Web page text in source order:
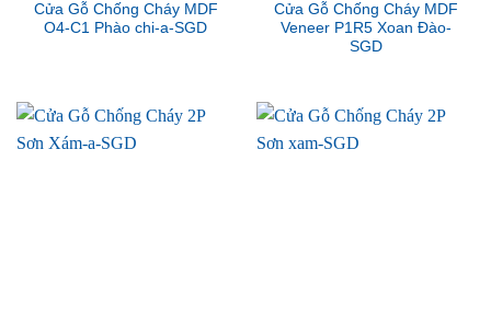
Cửa Gỗ Chống Cháy MDF
O4-C1 Phào chi-a-SGD
Cửa Gỗ Chống Cháy MDF
Veneer P1R5 Xoan Đào-
SGD